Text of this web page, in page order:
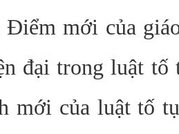
Điểm mới của
đại trong luật tố
mới của luật tố